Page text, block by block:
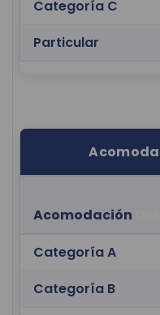
Categoría C
Particular
Acomodación
Categoría A
Categoría B